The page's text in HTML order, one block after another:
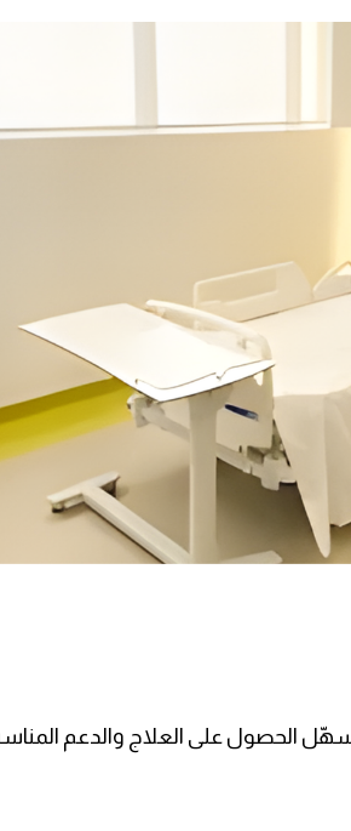
تسهّل الحصول على العلاج والدعم